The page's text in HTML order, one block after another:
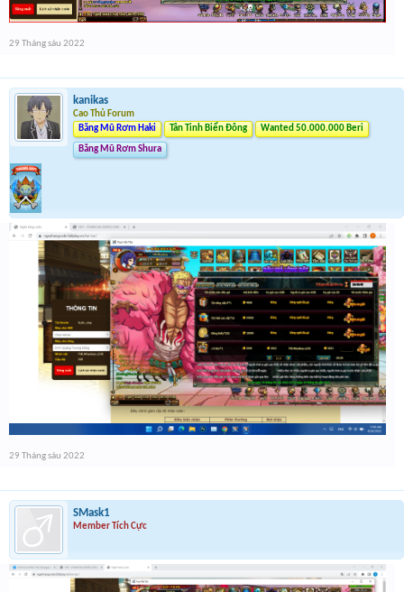
29 Tháng sáu 2022
kanikas
Cao Thủ Forum
Băng Mũ Rơm Haki
Tân Tinh Biển Đông Wanted 50.000.000 Beri
Băng Mũ Rơm Shura
29 Tháng sáu 2022
SMask1
Member Tích Cực